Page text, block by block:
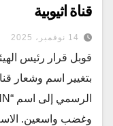
قناة اثيوبية
14 نوفمبر، 2025
قوبل قرار رئيس
بتغيير اسم وشعار
وغضب واسعين.